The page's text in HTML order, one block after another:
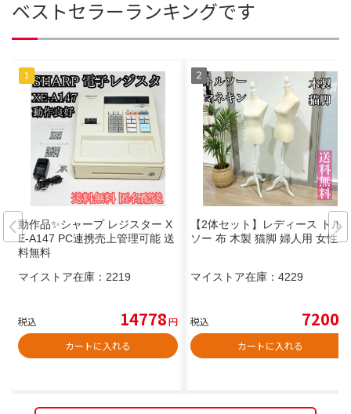
ベストセラーランキングです
動作品✨シャープ レジスター X
E-A147 PC連携売上管理可能 送
料無料
マイストア在庫： 2219
税込 14778円
カートに入れる
【2体セット】レディース トル
ソー 布 木製 猫脚 婦人用 女性用
マイストア在庫： 4229
税込 7200
カートに入れる